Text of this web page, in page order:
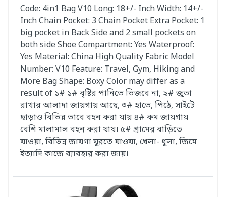
Code: 4in1 Bag V10 Long: 18+/- Inch Width: 14+/-
Inch Chain Pocket: 3 Chain Pocket Extra Pocket: 1
big pocket in Back Side and 2 small pockets on
both side Shoe Compartment: Yes Waterproof:
Yes Material: China High Quality Fabric Model
Number: V10 Feature: Travel, Gym, Hiking and
More Bag Shape: Boxy Color may differ as a
result of ১# ১# বৃষ্টির পানিতে ভিজবে না, ২# জুতা
রাখার আলাদা জায়গায় আছে, ৩# হাতে, পিঠে, সাইটে
ছাড়াও বিভিন্ন ভাবে বহন করা যায় ৪# কম জায়গায়
বেশি মালামাল বহন করা যায়। ৫# গ্রামের বাড়িতে
যাওয়া, বিভিন্ন জায়গা ঘুরতে যাওয়া, খেলা- ধুলা, জিমে
ইত্যাদি কাজে ব্যাবহার করা জায়।